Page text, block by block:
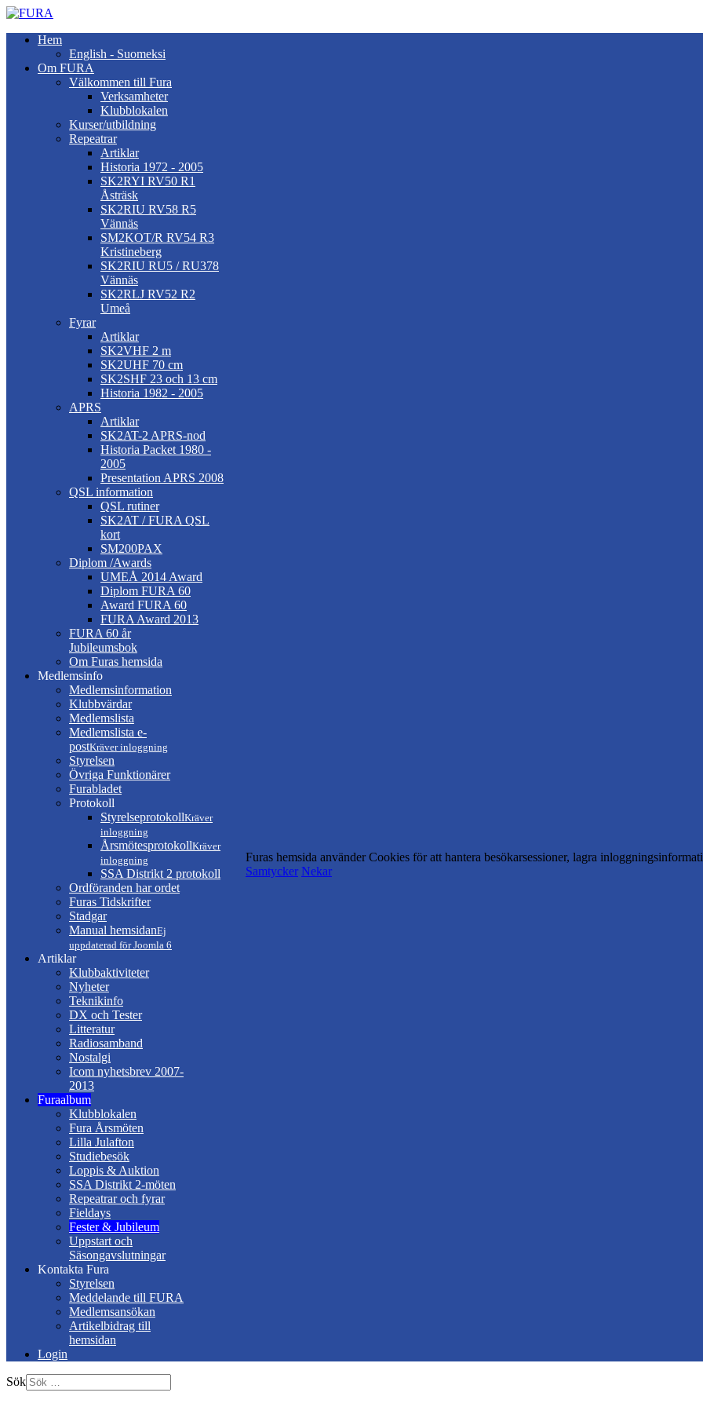
Hem
English - Suomeksi
Om FURA
Välkommen till Fura
Verksamheter
Klubblokalen
Kurser/utbildning
Repeatrar
Artiklar
Historia 1972 - 2005
SK2RYI RV50 R1
Åsträsk
SK2RIU RV58 R5
Vännäs
SM2KOT/R RV54 R3
Kristineberg
SK2RIU RU5 / RU378
Vännäs
SK2RLJ RV52 R2
Umeå
Fyrar
Artiklar
SK2VHF 2 m
SK2UHF 70 cm
SK2SHF 23 och 13 cm
Historia 1982 - 2005
APRS
Artiklar
SK2AT-2 APRS-nod
Historia Packet 1980 -
2005
Presentation APRS 2008
QSL information
QSL rutiner
SK2AT / FURA QSL
kort
SM200PAX
Diplom /Awards
UMEÅ 2014 Award
Diplom FURA 60
Award FURA 60
FURA Award 2013
FURA 60 år
Jubileumsbok
Om Furas hemsida
Medlemsinfo
Medlemsinformation
Klubbvärdar
Medlemslista
Medlemslista e-
postKräver inloggning
Styrelsen
Övriga Funktionärer
Furabladet
Protokoll
StyrelseprotokollKräver
inloggning
ÅrsmötesprotokollKräver
inloggning
SSA Distrikt 2 protokoll
Ordföranden har ordet
Furas Tidskrifter
Stadgar
Manual hemsidanEj
uppdaterad för Joomla 6
Artiklar
Klubbaktiviteter
Nyheter
Teknikinfo
DX och Tester
Litteratur
Radiosamband
Nostalgi
Icom nyhetsbrev 2007-
2013
Furaalbum
Klubblokalen
Fura Årsmöten
Lilla Julafton
Studiebesök
Loppis & Auktion
SSA Distrikt 2-möten
Repeatrar och fyrar
Fieldays
Fester & Jubileum
Uppstart och
Säsongavslutningar
Kontakta Fura
Styrelsen
Meddelande till FURA
Medlemsansökan
Artikelbidrag till
hemsidan
Login
Sök
Furas hemsida använder Cookies för att hantera besökarsessioner, lagra
Samtycker Nekar